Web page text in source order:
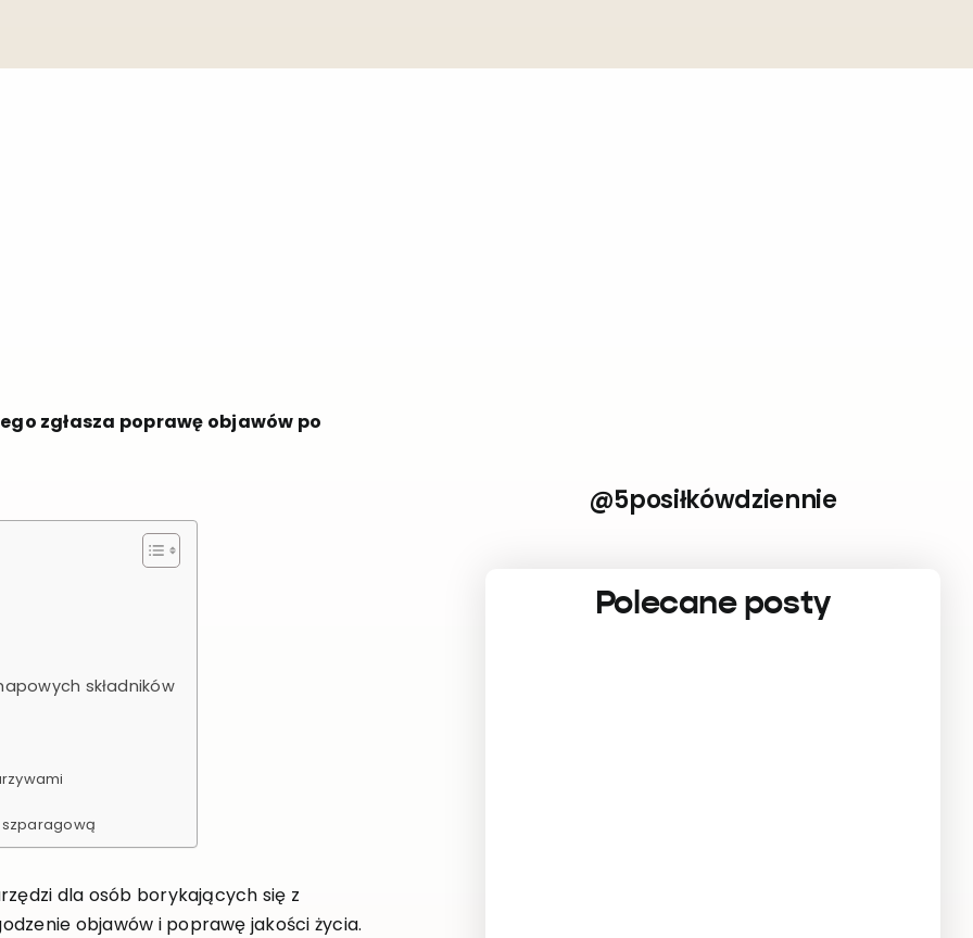
@5posiłkówdziennie
Polecane posty
zgłasza poprawę objawów po
składników
dla osób borykających się z
objawów i poprawę jakości życia.